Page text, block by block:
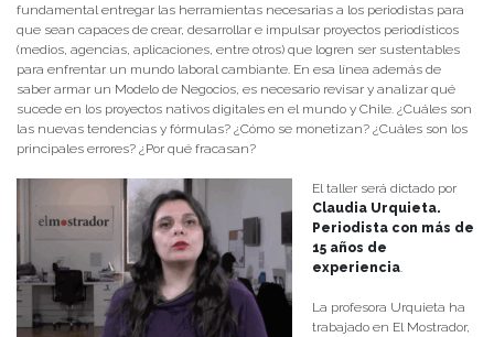
fundamental entregar las herramientas necesarias a los periodistas para
que sean capaces de crear, desarrollar e impulsar proyectos periodísticos
(medios, agencias, aplicaciones, entre otros) que logren ser sustentables
para enfrentar un mundo laboral cambiante. En esa línea además de
saber armar un Modelo de Negocios, es necesario revisar y analizar qué
sucede en los proyectos nativos digitales en el mundo y Chile. ¿Cuáles son
las nuevas tendencias y fórmulas? ¿Cómo se monetizan? ¿Cuáles son los
principales errores? ¿Por qué fracasan?
El taller será dictado por
Claudia Urquieta.
Periodista con más de
15 años de
experiencia
La profesora Urquieta ha
trabajado en El Mostrador,